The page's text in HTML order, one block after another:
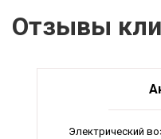
Отзывы
Электрический